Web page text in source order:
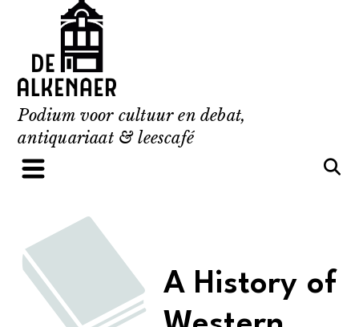
content
Podium voor cultuur en debat,
antiquariaat & leescafé
A History of